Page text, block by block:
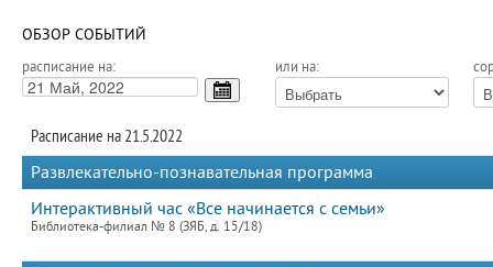
ОБЗОР СОБЫТИЙ
расписание на: или на:
Расписание на 21.5.2022
Развлекательно-познавательная программа
Интерактивный час «Все начинается с семьи»
Библиотека-филиал № 8 (ЗЯБ, д. 15/18)